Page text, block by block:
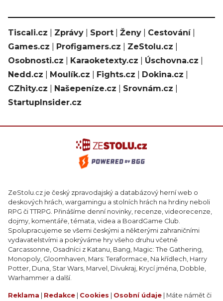
Tiscali.cz Zprávy Sport Ženy Cestování|
Games.cz
Profigamers.cz ZeStolu.cz
Osobnosti.cz
Karaoketexty.cz Úschovna.cz
Nedd.cz
Moulík.cz Fights.cz Dokina.cz
CZhity.cz
Našepeníze.cz Srovnám.cz
StartupInsider.cz
ZeStolu.cz je český zpravodajský a databázový herní web o
deskových hrách, wargamingu a stolních hrách na hrdiny neboli
RPG či TTRPG. Přinášíme denní novinky, recenze, videorecenze,
dojmy, komentáře, témata, videa a BoardGame Club.
Spolupracujeme se všemi českými a některými zahraničními
vydavatelstvími a pokrýváme hry všeho druhu včetně
Carcassonne, Osadníci z Katanu, Bang, Magic: The Gathering,
Monopoly, Gloomhaven, Mars: Teraformace, Na křídlech, Harry
Potter, Duna, Star Wars, Marvel, Divukraj, Krycí jména, Dobble,
Warhammer a další.
Reklama Redakce Cookies Osobní údaje | Máte námět či